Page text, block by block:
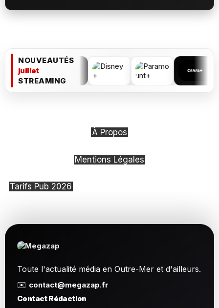
NOUVEAUTÉS
juillet
STREAMING
À Propos
Mentions Légales
Tarifs Pub 2026
Toute l'actualité média en Outre-Mer et d'ailleurs.
✉️ contact@megazap.fr
Contact Rédaction